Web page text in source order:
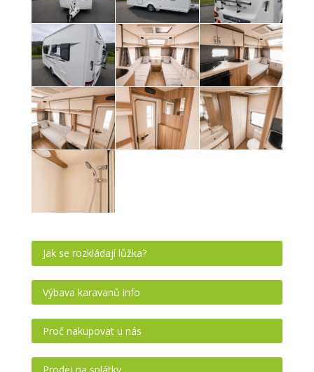
Jak se rozkládají lůžka?
Výbava karavanů info
Proč nakupovat u nás